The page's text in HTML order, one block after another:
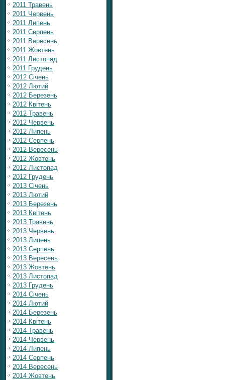
2011 Травень
2011 Червень
2011 Липень
2011 Серпень
2011 Вересень
2011 Жовтень
2011 Листопад
2011 Грудень
2012 Січень
2012 Лютий
2012 Березень
2012 Квітень
2012 Травень
2012 Червень
2012 Липень
2012 Серпень
2012 Вересень
2012 Жовтень
2012 Листопад
2012 Грудень
2013 Січень
2013 Лютий
2013 Березень
2013 Квітень
2013 Травень
2013 Червень
2013 Липень
2013 Серпень
2013 Вересень
2013 Жовтень
2013 Листопад
2013 Грудень
2014 Січень
2014 Лютий
2014 Березень
2014 Квітень
2014 Травень
2014 Червень
2014 Липень
2014 Серпень
2014 Вересень
2014 Жовтень